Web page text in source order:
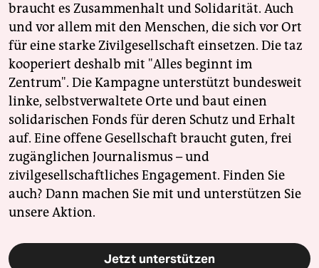
braucht es Zusammenhalt und Solidarität. Auch
und vor allem mit den Menschen, die sich vor Ort
für eine starke Zivilgesellschaft einsetzen. Die taz
kooperiert deshalb mit "Alles beginnt im
Zentrum". Die Kampagne unterstützt bundesweit
linke, selbstverwaltete Orte und baut einen
solidarischen Fonds für deren Schutz und Erhalt
auf. Eine offene Gesellschaft braucht guten, frei
zugänglichen Journalismus – und
zivilgesellschaftliches Engagement. Finden Sie
auch? Dann machen Sie mit und unterstützen Sie
unsere Aktion.
Jetzt unterstützen